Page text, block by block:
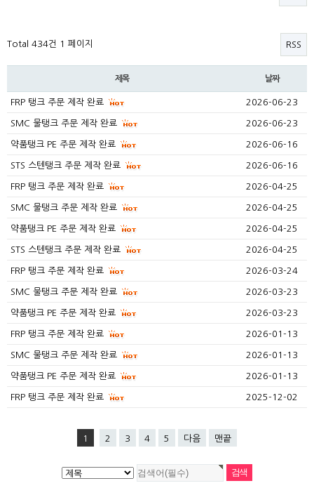
Total 434건 1 페이지 RSS
제목 날짜
FRP 탱크 주문 제작 완료 2026-06-23
SMC 물탱크 주문 제작 완료 2026-06-23
약품탱크 PE 주문 제작 완료 2026-06-16
STS 스텐탱크 주문 제작 완료 2026-06-16
FRP 탱크 주문 제작 완료 2026-04-25
SMC 물탱크 주문 제작 완료 2026-04-25
약품탱크 PE 주문 제작 완료 2026-04-25
STS 스텐탱크 주문 제작 완료 2026-04-25
FRP 탱크 주문 제작 완료 2026-03-24
SMC 물탱크 주문 제작 완료 2026-03-23
약품탱크 PE 주문 제작 완료 2026-03-23
FRP 탱크 주문 제작 완료 2026-01-13
SMC 물탱크 주문 제작 완료 2026-01-13
약품탱크 PE 주문 제작 완료 2026-01-13
FRP 탱크 주문 제작 완료 2025-12-02
1 2 3 4 5 다음 맨끝